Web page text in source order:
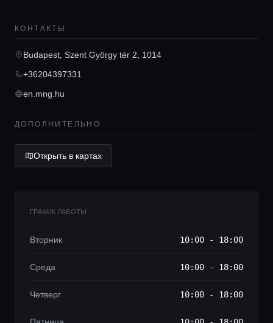
Главная
Локации
Гиды
Консьерж сервис
КОНТАКТЫ
Budapest, Szent György tér 2, 1014
+36204397331
en.mng.hu
ДОПОЛНИТЕЛЬНО
Открыть в картах
ГРАФИК РАБОТЫ
Вторник 10:00 - 18:00
Среда 10:00 - 18:00
Четверг 10:00 - 18:00